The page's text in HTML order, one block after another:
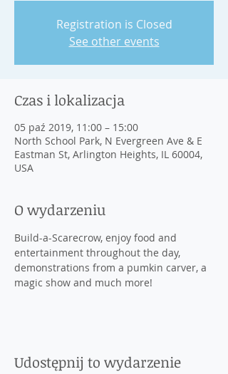
Registration is Closed
See other events
Czas i lokalizacja
05 paź 2019, 11:00 – 15:00
North School Park, N Evergreen Ave & E
Eastman St, Arlington Heights, IL 60004,
USA
O wydarzeniu
Build-a-Scarecrow, enjoy food and
entertainment throughout the day,
demonstrations from a pumkin carver, a
magic show and much more!
Udostępnij to wydarzenie